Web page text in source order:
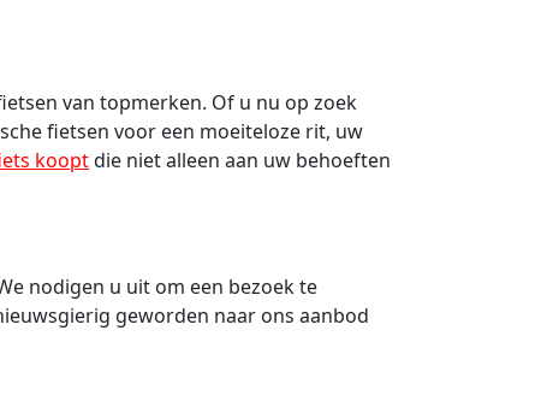
van topmerken. Of u nu op zoek
fietsen voor een moeiteloze rit, uw
kooptdie niet alleen aan uw behoeften
nodigen u uit om een bezoek te
geworden naar ons aanbod